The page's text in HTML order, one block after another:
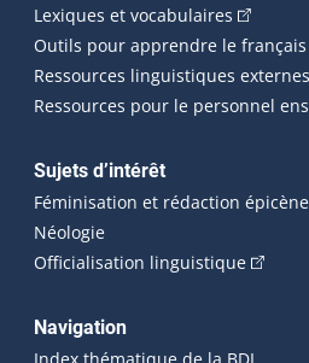
Lexiques et vocabulaires (Cet
Outils pour apprendre le français
Ressources linguistiques externes
Ressources pour le personnel
Sujets d’intérêt
Féminisation et rédaction épicène
Néologie
Officialisation linguistique(Cet
Navigation
Index thématique de la BDL